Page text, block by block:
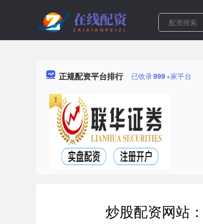
正规配资平台排行 已收录999+家平台
炒股配资网站